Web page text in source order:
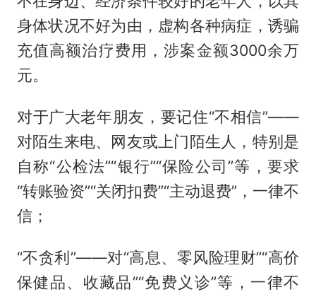
身体状况不好为由，虚构各种病症，诱骗
充值高额治疗费用，涉案金额3000余万
元。
对于广大老年朋友，要记住“不相信”——
对陌生来电、网友或上门陌生人，特别是
自称“公检法”“银行”“保险公司”等，要求
“转账验资”“关闭扣费”“主动退费”，一律不
信；
“不贪利”——对“高息、零风险理财”“高价
保健品、收藏品”“免费义诊”等，一律不